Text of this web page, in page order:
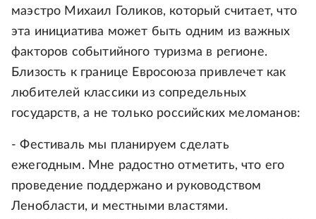
маэстро Михаил Голиков, который считает, что
эта инициатива может быть одним из важных
факторов событийного туризма в регионе.
Близость к границе Евросоюза привлечет как
любителей классики из сопредельных
государств, а не только российских меломанов:
- Фестиваль мы планируем сделать
ежегодным. Мне радостно отметить, что его
проведение поддержано и руководством
Ленобласти, и местными властями.